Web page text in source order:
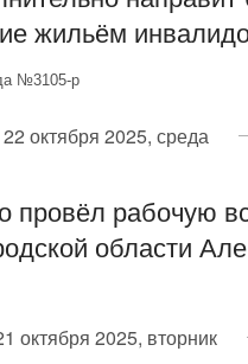
жильём
№3105-р
22 октября 2025, среда
рабочую
области
октября 2025, вторник